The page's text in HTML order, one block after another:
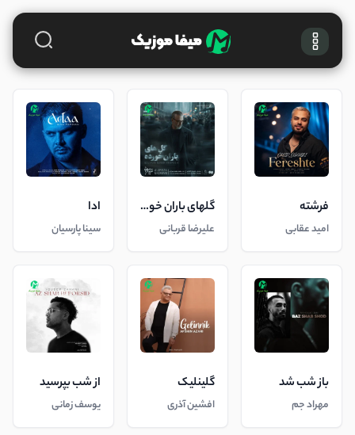
فرشته
امید عقابی
گلهای باران خورده
علیرضا قربانی
ادا
سینا پارسیان
باز شب شد
مهراد جم
گلینلیک
افشین آذری
از شب بپرسید
یوسف زمانی